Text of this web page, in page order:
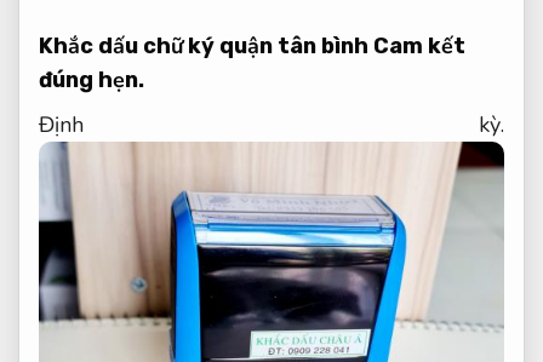
Khắc dấu chữ ký quận tân bình Cam kết
đúng hẹn.
Định kỳ.